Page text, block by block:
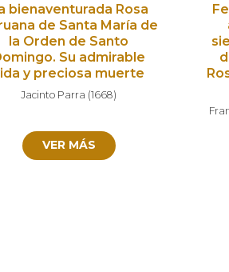
bienaventurada Rosa
de Santa María de
la Orden de Santo
Su admirable
y preciosa muerte
Jacinto Parra (1668)
VER MÁS